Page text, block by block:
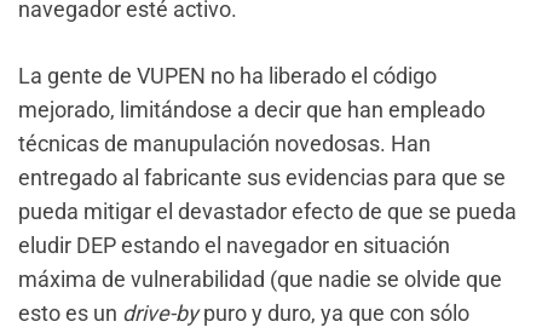
navegador esté activo.
La gente de VUPEN no ha liberado el código
mejorado, limitándose a decir que han empleado
técnicas de manupulación novedosas. Han
entregado al fabricante sus evidencias para que se
pueda mitigar el devastador efecto de que se pueda
eludir DEP estando el navegador en situación
máxima de vulnerabilidad (que nadie se olvide que
esto es un drive-bypuro y duro, ya que con sólo